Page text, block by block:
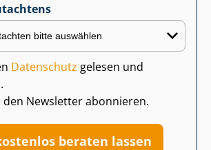
Datenschutz gelesen und
Newsletter abonnieren.
beraten lassen